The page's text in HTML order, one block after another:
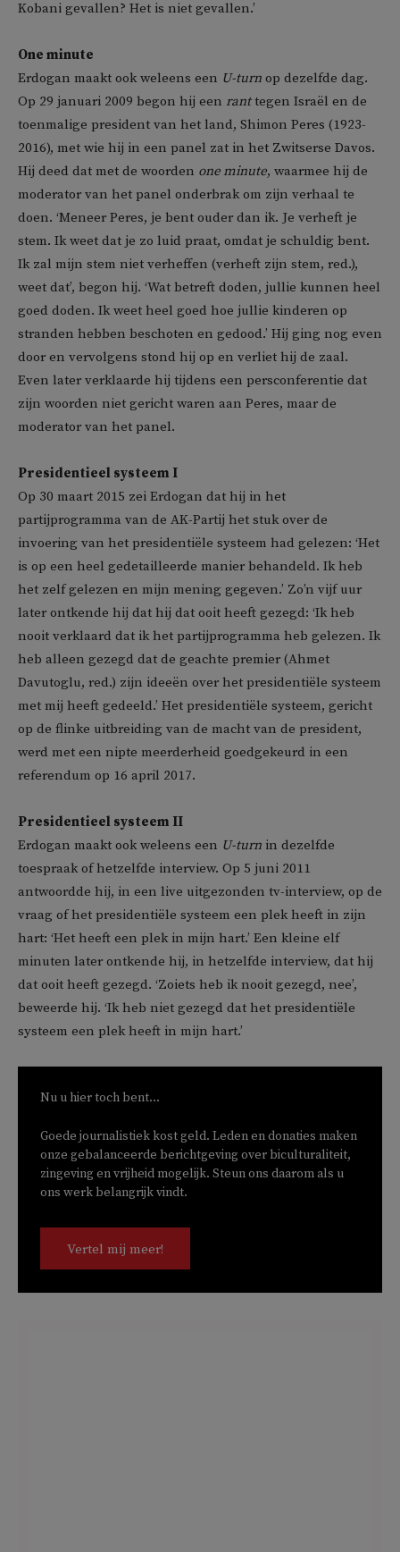
Kobani gevallen? Het is niet gevallen.’
One minute
Erdogan maakt ook weleens een U-turn op dezelfde dag.
Op 29 januari 2009 begon hij een ranttegen Israël en de
toenmalige president van het land, Shimon Peres (1923-
2016), met wie hij in een panel zat in het Zwitserse Davos.
Hij deed dat met de woorden one minute, waarmee hij de
moderator van het panel onderbrak om zijn verhaal te
doen. ‘Meneer Peres, je bent ouder dan ik. Je verheft je
stem. Ik weet dat je zo luid praat, omdat je schuldig bent.
Ik zal mijn stem niet verheffen (verheft zijn stem, red.),
weet dat’, begon hij. ‘Wat betreft doden, jullie kunnen heel
goed doden. Ik weet heel goed hoe jullie kinderen op
stranden hebben beschoten en gedood.’ Hij ging nog even
door en vervolgens stond hij op en verliet hij de zaal.
Even later verklaarde hij tijdens een persconferentie dat
zijn woorden niet gericht waren aan Peres, maar de
moderator van het panel.
Presidentieel systeem I
Op 30 maart 2015 zei Erdogan dat hij in het
partijprogramma van de AK-Partij het stuk over de
invoering van het presidentiële systeem had gelezen: ‘Het
is op een heel gedetailleerde manier behandeld. Ik heb
het zelf gelezen en mijn mening gegeven.’ Zo’n vijf uur
later ontkende hij dat hij dat ooit heeft gezegd: ‘Ik heb
nooit verklaard dat ik het partijprogramma heb gelezen. Ik
heb alleen gezegd dat de geachte premier (Ahmet
Davutoglu, red.) zijn ideeën over het presidentiële systeem
met mij heeft gedeeld.’ Het presidentiële systeem, gericht
op de flinke uitbreiding van de macht van de president,
werd met een nipte meerderheid goedgekeurd in een
referendum op 16 april 2017.
Presidentieel systeem II
Erdogan maakt ook weleens een U-turn in dezelfde
toespraak of hetzelfde interview. Op 5 juni 2011
antwoordde hij, in een live uitgezonden tv-interview, op de
vraag of het presidentiële systeem een plek heeft in zijn
hart: ‘Het heeft een plek in mijn hart.’ Een kleine elf
minuten later ontkende hij, in hetzelfde interview, dat hij
dat ooit heeft gezegd. ‘Zoiets heb ik nooit gezegd, nee’,
beweerde hij. ‘Ik heb niet gezegd dat het presidentiële
systeem een plek heeft in mijn hart.’
Nu u hier toch bent...
Goede journalistiek kost geld. Leden en donaties maken
onze gebalanceerde berichtgeving over biculturaliteit,
zingeving en vrijheid mogelijk. Steun ons daarom als u
ons werk belangrijk vindt.
Vertel mij meer!